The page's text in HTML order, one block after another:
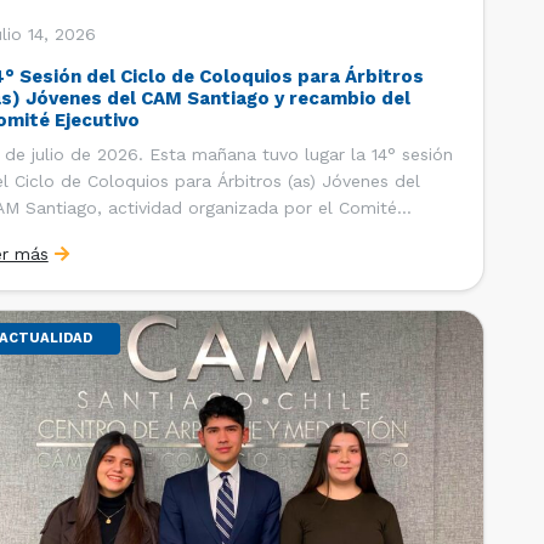
14, 2026
Sesión del Ciclo de Coloquios para Árbitros
Jóvenes del CAM Santiago y recambio del
Ejecutivo
de julio de 2026. Esta mañana tuvo lugar la 14° sesión
Ciclo de Coloquios para Árbitros (as) Jóvenes del
Santiago, actividad organizada por el Comité
y Relaciones Internacionales del Centro, con la
de que los integrantes […]
más
ACTUALIDAD